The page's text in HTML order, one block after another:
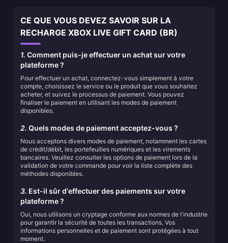
CE QUE VOUS DEVEZ SAVOIR SUR LA
RECHARGE XBOX LIVE GIFT CARD (BR)
1. Comment puis-je effectuer un achat sur votre
plateforme ?
Pour effectuer un achat, connectez-vous simplement à votre
compte, choisissez le service ou le produit que vous souhaitez
acheter, et suivez le processus de paiement. Vous pouvez
finaliser le paiement en utilisant les modes de paiement
disponibles.
2. Quels modes de paiement acceptez-vous ?
Nous acceptons divers modes de paiement, notamment les cartes
de crédit/débit, les portefeuilles numériques et les virements
bancaires. Veuillez consulter les options de paiement lors de la
validation de votre commande pour voir la liste complète des
méthodes disponibles.
3. Est-il sûr d'effectuer des paiements sur votre
plateforme ?
Oui, nous utilisons un cryptage conforme aux normes de l'industrie
pour garantir la sécurité de toutes les transactions. Vos
informations personnelles et de paiement sont protégées à tout
moment.